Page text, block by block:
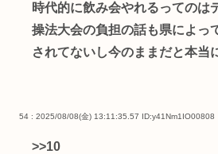
時代的に飲み会やれるってのは
操法大会の負担の話も県によっ
されてないし今のままだと本当
54 : 2025/08/08(金) 13:11:35.57 ID:y41Nm1IO00808
>>10